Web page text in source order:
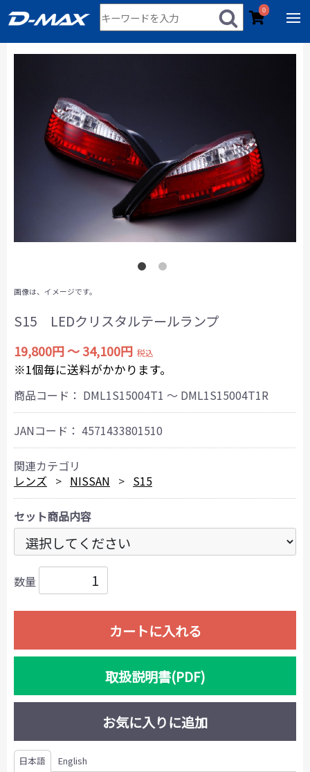
0
画像は、イメージです。
S15 LEDクリスタルテールランプ
19,800円 ～ 34,100円 税込
※1個毎に送料がかかります。
商品コード： DML1S15004T1 ～ DML1S15004T1R
JANコード： 4571433801510
関連カテゴリ
レンズ
NISSAN S15
セット商品内容
数量
カートに入れる
取扱説明書(PDF)
お気に入りに追加
日本語 English